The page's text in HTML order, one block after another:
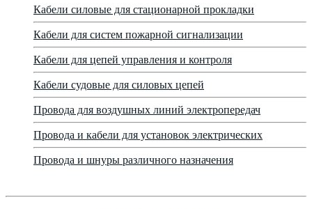
Кабели силовые для стационарной прокладки
Кабели для систем пожарной сигнализации
Кабели для цепей управления и контроля
Кабели судовые для силовых цепей
Провода для воздушных линий электропередач
Провода и кабели для установок электрических
Провода и шнуры различного назначения